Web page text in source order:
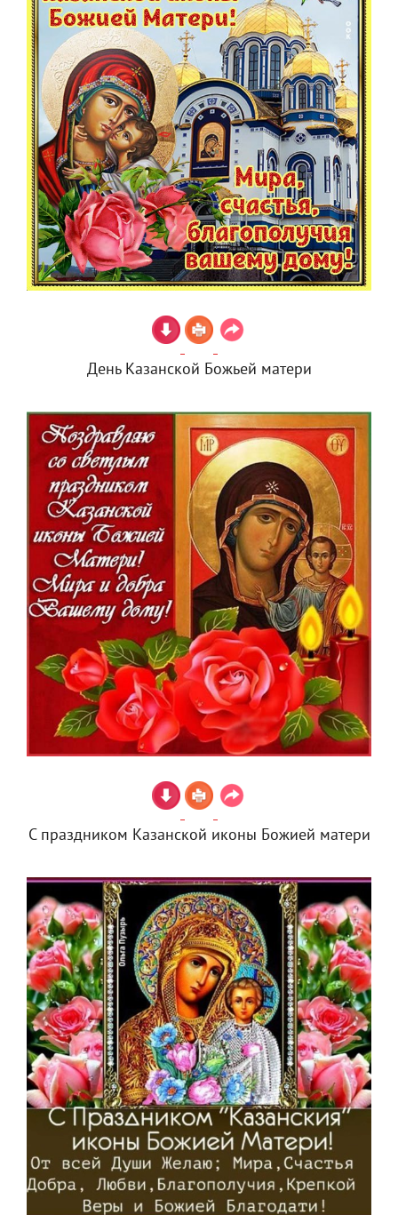
День Казанской Божьей матери
С праздником Казанской иконы Божией матери